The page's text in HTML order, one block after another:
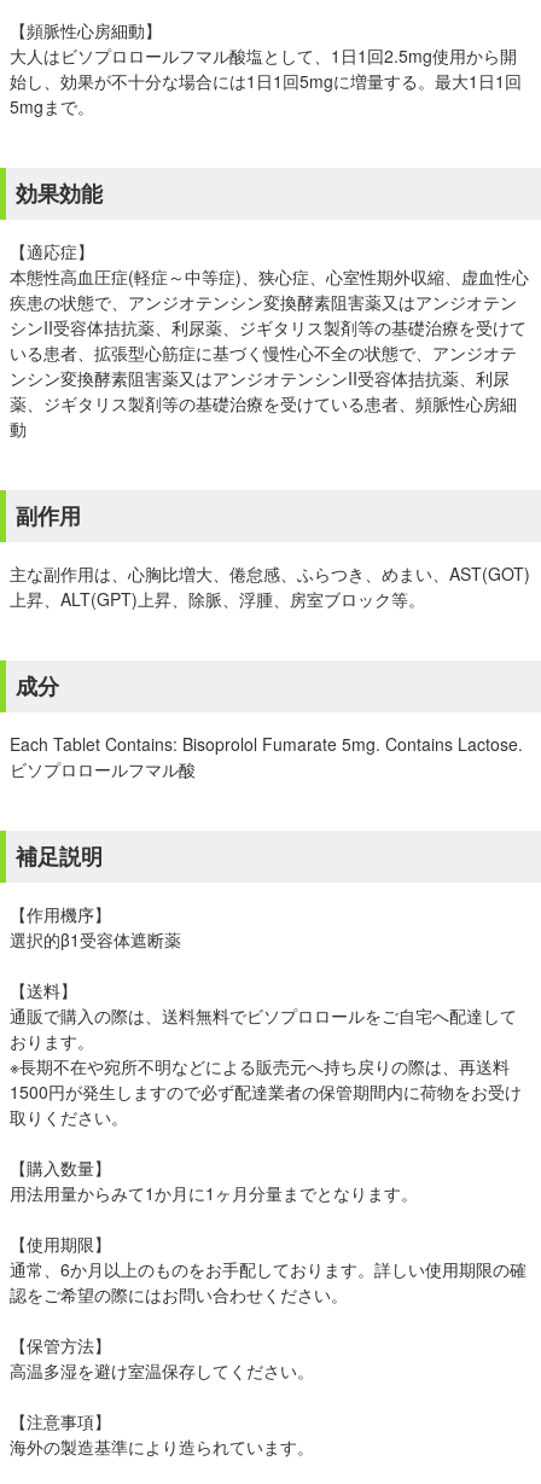
【頻脈性心房細動】
大人はビソプロロールフマル酸塩として、1日1回2.5mg使用から開
始し、効果が不十分な場合には1日1回5mgに増量する。最大1日1回
5mgまで。
効果効能
【適応症】
本態性高血圧症(軽症～中等症)、狭心症、心室性期外収縮、虚血性心
疾患の状態で、アンジオテンシン変換酵素阻害薬又はアンジオテン
シンII受容体拮抗薬、利尿薬、ジギタリス製剤等の基礎治療を受けて
いる患者、拡張型心筋症に基づく慢性心不全の状態で、アンジオテ
ンシン変換酵素阻害薬又はアンジオテンシンII受容体拮抗薬、利尿
薬、ジギタリス製剤等の基礎治療を受けている患者、頻脈性心房細
動
副作用
主な副作用は、心胸比増大、倦怠感、ふらつき、めまい、AST(GOT)
上昇、ALT(GPT)上昇、除脈、浮腫、房室ブロック等。
成分
Each Tablet Contains: Bisoprolol Fumarate 5mg. Contains Lactose.
ビソプロロールフマル酸
補足説明
【作用機序】
選択的β1受容体遮断薬
【送料】
通販で購入の際は、送料無料でビソプロロールをご自宅へ配達して
おります。
※長期不在や宛所不明などによる販売元へ持ち戻りの際は、再送料
1500円が発生しますので必ず配達業者の保管期間内に荷物をお受け
取りください。
【購入数量】
用法用量からみて1か月に1ヶ月分量までとなります。
【使用期限】
通常、6か月以上のものをお手配しております。詳しい使用期限の確
認をご希望の際にはお問い合わせください。
【保管方法】
高温多湿を避け室温保存してください。
【注意事項】
海外の製造基準により造られています。